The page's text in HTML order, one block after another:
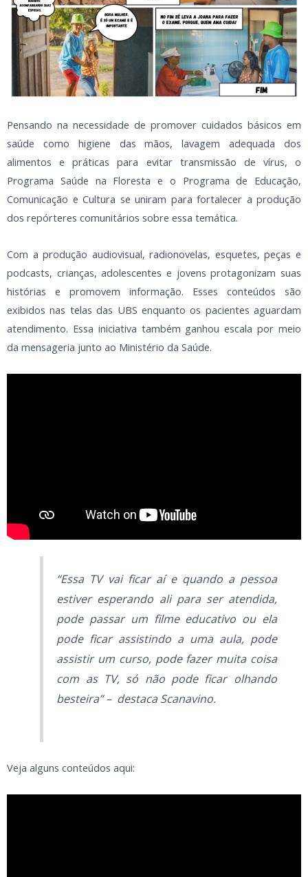
Pensando na necessidade de promover cuidados básicos em
saúde como higiene das mãos, lavagem adequada dos
alimentos e práticas para evitar transmissão de vírus, o
Programa Saúde na Floresta e o Programa de Educação,
Comunicação e Cultura se uniram para fortalecer a produção
dos repórteres comunitários sobre essa temática.
Com a produção audiovisual, radionovelas, esquetes, peças e
podcasts, crianças, adolescentes e jovens protagonizam suas
histórias e promovem informação. Esses conteúdos são
exibidos nas telas das UBS enquanto os pacientes aguardam
atendimento. Essa iniciativa também ganhou escala por meio
da mensageria junto ao Ministério da Saúde.
“Essa TV vai ficar aí e quando a pessoa
estiver esperando ali para ser atendida,
pode passar um filme educativo ou ela
pode ficar assistindo a uma aula, pode
assistir um curso, pode fazer muita coisa
com as TV, só não pode ficar olhando
besteira” – destaca Scanavino.
Veja alguns conteúdos aqui: